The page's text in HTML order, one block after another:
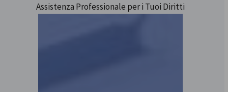
Assistenza Professionale per i Tuoi Diritti